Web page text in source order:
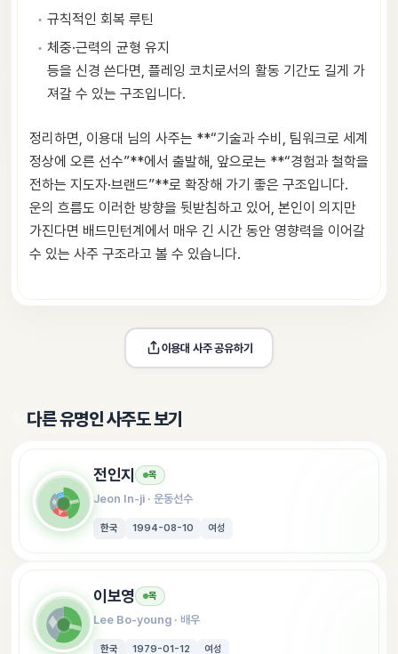
규칙적인 회복 루틴
체중·근력의 균형 유지
등을 신경 쓴다면, 플레잉 코치로서의 활동 기간도 길게 가
져갈 수 있는 구조입니다.
정리하면, 이용대 님의 사주는 **“기술과 수비, 팀워크로 세계
정상에 오른 선수”**에서 출발해, 앞으로는 **“경험과 철학을
전하는 지도자·브랜드”**로 확장해 가기 좋은 구조입니다.
운의 흐름도 이러한 방향을 뒷받침하고 있어, 본인이 의지만
가진다면 배드민턴계에서 매우 긴 시간 동안 영향력을 이어갈
수 있는 사주 구조라고 볼 수 있습니다.
이용대 사주 공유하기
다른 유명인 사주도 보기
전인지 목
Jeon In-ji · 운동선수
한국 1994-08-10 여성
이보영 목
Lee Bo-young · 배우
한국 1979-01-12 여성